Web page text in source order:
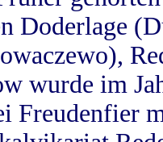
Doderlage
wurde im
Freudenfier